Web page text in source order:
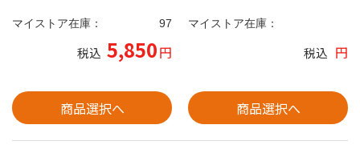
マイストア在庫： 97
税込 5,850円
商品選択へ
マイストア在庫：
税込 円
商品選択へ